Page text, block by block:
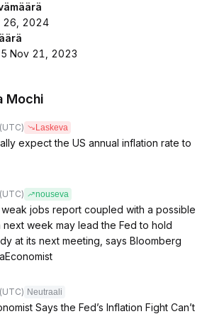
26, 2024
Nov 21, 2023
Mochi
(UTC) Laskeva
expect the US annual inflation rate to
(UTC) nouseva
weak jobs report coupled with a possible
week may lead the Fed to hold
at its next meeting, says Bloomberg
(UTC) Neutraali
Says the Fed’s Inflation Fight Can’t